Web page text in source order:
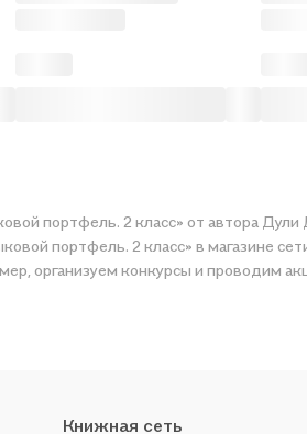
портфель. 2 класс» от автора
портфель. 2 класс» в магазине
Например, организуем конкурсы и
Книжная сеть